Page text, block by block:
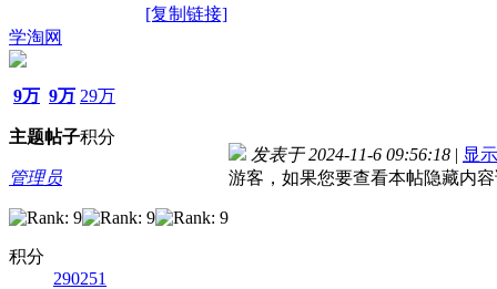
[复制链接]
学淘网
9万
主题
9万
帖子
29万
积分
管理员
积分
290251
发表于 2024-11-6 09:56:18 | 显
游客，如果您要查看本帖隐藏内